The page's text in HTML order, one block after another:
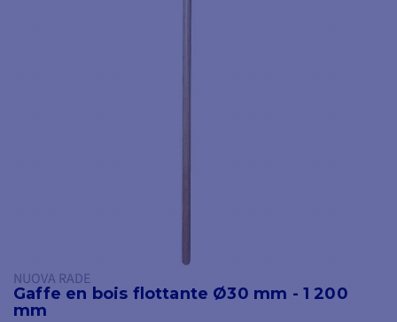
NUOVA RADE
Gaffe en bois flottante Ø30 mm - 1 200
mm